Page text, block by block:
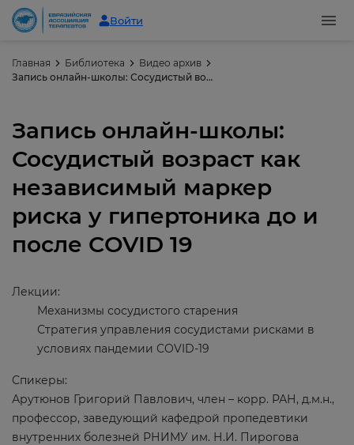
Войти
Главная Библиотека
Видео архив
Запись онлайн-школы: Сосудистый возраст как независимый маркер риска у гипертоника до и после COVID 19
Запись онлайн-школы:
Сосудистый возраст как
независимый маркер
риска у гипертоника до и
после COVID 19
Лекции:
Механизмы сосудистого старения
Стратегия управления сосудистами рисками в
условиях пандемии COVID-19
Спикеры:
Арутюнов Григорий Павлович, член – корр. РАН, д.м.н.,
профессор, заведующий кафедрой пропедевтики
внутренних болезней РНИМУ им. Н.И. Пирогова